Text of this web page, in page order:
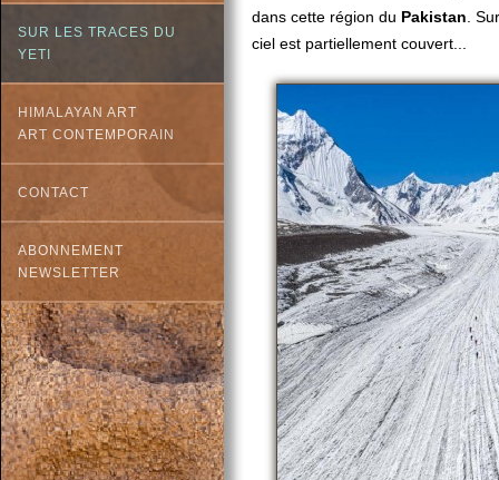
SUR LES TRACES DU
YETI
HIMALAYAN ART
ART CONTEMPORAIN
CONTACT
ABONNEMENT
NEWSLETTER
dans cette région du Pakistan .
ciel est partiellement couvert...